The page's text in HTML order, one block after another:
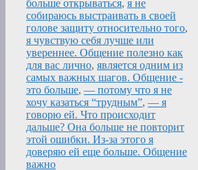
больше открываться, я не
собираюсь выстраивать в своей
голове защиту относительно того,
я чувствую себя лучше или
увереннее. Общение полезно как
для вас лично, является одним из
самых важных шагов. Общение -
это больше, — потому что я не
хочу казаться “трудным”, — я
говорю ей. Что происходит
дальше? Она больше не повторит
этой ошибки. Из-за этого я
доверяю ей еще больше. Общение
важно